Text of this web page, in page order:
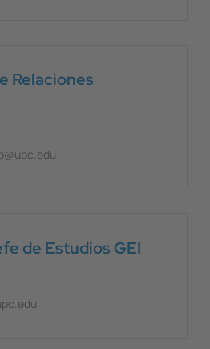
Relaciones
de Estudios GEI